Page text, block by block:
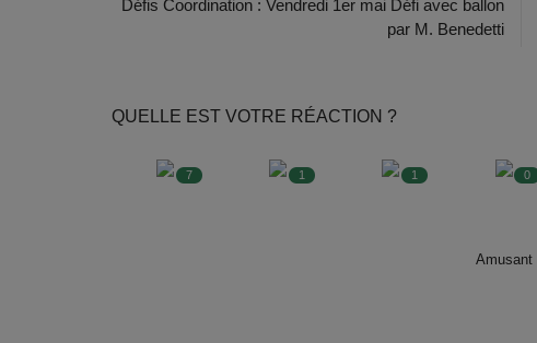
Défis Coordination : Vendredi 1er mai Défi avec ballon
par M. Benedetti
QUELLE EST VOTRE RÉACTION ?
7 1 1 0
Amusant